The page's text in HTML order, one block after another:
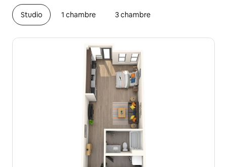
Studio 1 chambre 3 chambre